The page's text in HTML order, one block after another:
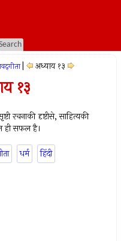
अध्याय १३
१३
रचनाकी दृष्टीसे, साहित्यकी
ही सफल है।
धर्म हिंदी